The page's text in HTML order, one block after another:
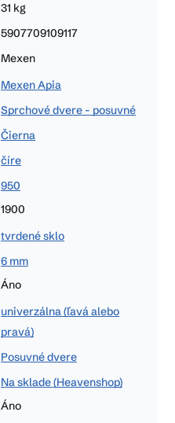
31 kg
5907709109117
Mexen
Mexen Apia
Sprchové dvere - posuvné
Čierna
číre
950
1900
tvrdené sklo
6 mm
Áno
univerzálna (ľavá alebo
pravá)
Posuvné dvere
Na sklade (Heavenshop)
Áno